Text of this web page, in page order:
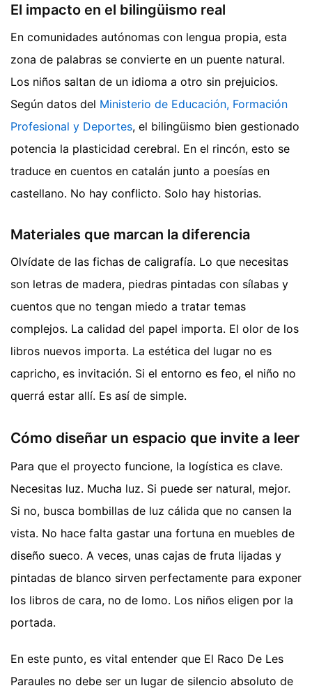
El impacto en el bilingüismo real
En comunidades autónomas con lengua propia, esta
zona de palabras se convierte en un puente natural.
Los niños saltan de un idioma a otro sin prejuicios.
Según datos del Ministerio de Educación, Formación
Profesional y Deportes, el bilingüismo bien gestionado
potencia la plasticidad cerebral. En el rincón, esto se
traduce en cuentos en catalán junto a poesías en
castellano. No hay conflicto. Solo hay historias.
Materiales que marcan la diferencia
Olvídate de las fichas de caligrafía. Lo que necesitas
son letras de madera, piedras pintadas con sílabas y
cuentos que no tengan miedo a tratar temas
complejos. La calidad del papel importa. El olor de los
libros nuevos importa. La estética del lugar no es
capricho, es invitación. Si el entorno es feo, el niño no
querrá estar allí. Es así de simple.
Cómo diseñar un espacio que invite a leer
Para que el proyecto funcione, la logística es clave.
Necesitas luz. Mucha luz. Si puede ser natural, mejor.
Si no, busca bombillas de luz cálida que no cansen la
vista. No hace falta gastar una fortuna en muebles de
diseño sueco. A veces, unas cajas de fruta lijadas y
pintadas de blanco sirven perfectamente para exponer
los libros de cara, no de lomo. Los niños eligen por la
portada.
En este punto, es vital entender que El Raco De Les
Paraules no debe ser un lugar de silencio absoluto de